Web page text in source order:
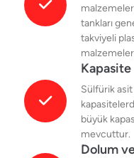
tankları
takviyeli
Kapasite
Sülfürik
büyük
mevcuttur.
Dolum